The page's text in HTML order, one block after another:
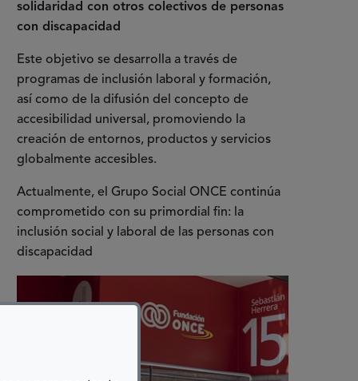
solidaridad con otros colectivos de personas
con discapacidad
Este objetivo se desarrolla a través de
programas de inclusión laboral y formación,
así como de la difusión del concepto de
accesibilidad universal, promoviendo la
creación de entornos, productos y servicios
globalmente accesibles.
Actualmente, el Grupo Social ONCE continúa
comprometido con su primordial fin: la
inclusión social y laboral de las personas con
discapacidad